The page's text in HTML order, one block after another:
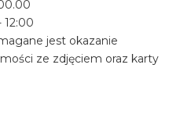
jest okazanie
ze zdjęciem oraz karty